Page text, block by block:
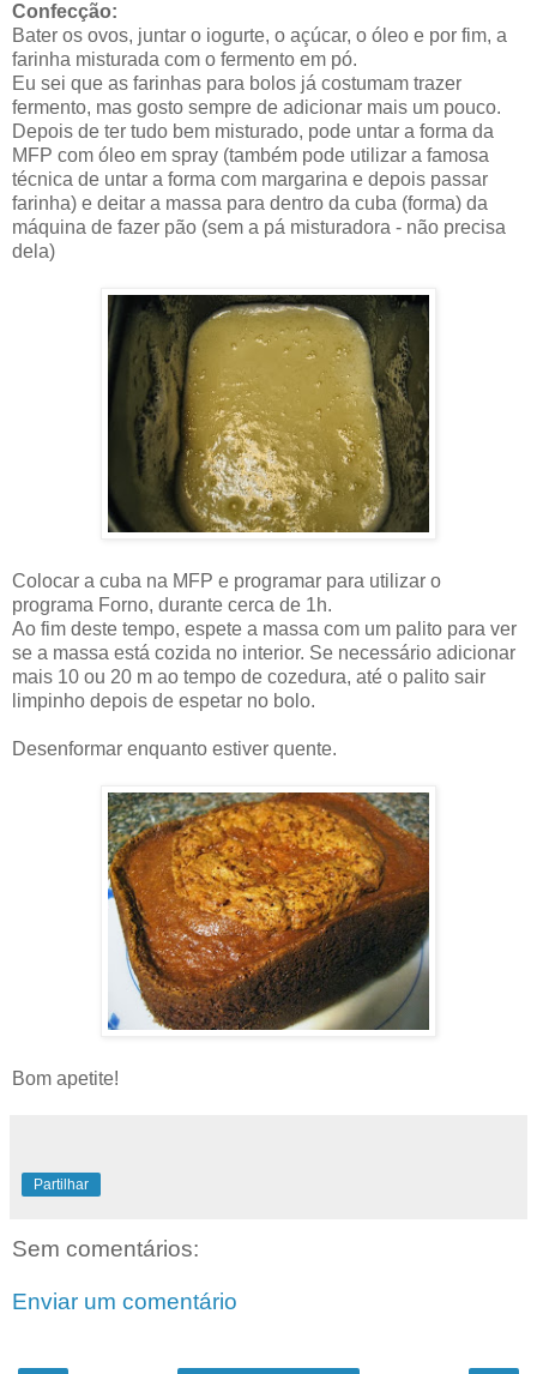
Confecção:
Bater os ovos, juntar o iogurte, o açúcar, o óleo e por fim, a
farinha misturada com o fermento em pó.
Eu sei que as farinhas para bolos já costumam trazer
fermento, mas gosto sempre de adicionar mais um pouco.
Depois de ter tudo bem misturado, pode untar a forma da
MFP com óleo em spray (também pode utilizar a famosa
técnica de untar a forma com margarina e depois passar
farinha) e deitar a massa para dentro da cuba (forma) da
máquina de fazer pão (sem a pá misturadora - não precisa
dela)
Colocar a cuba na MFP e programar para utilizar o
programa Forno, durante cerca de 1h.
Ao fim deste tempo, espete a massa com um palito para ver
se a massa está cozida no interior. Se necessário adicionar
mais 10 ou 20 m ao tempo de cozedura, até o palito sair
limpinho depois de espetar no bolo.
Desenformar enquanto estiver quente.
Bom apetite!
Partilhar
Sem comentários:
Enviar um comentário